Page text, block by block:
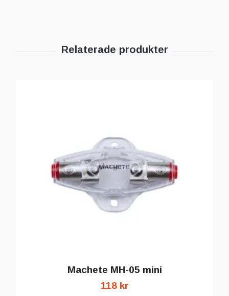
Machete MH-05 mini
118 kr